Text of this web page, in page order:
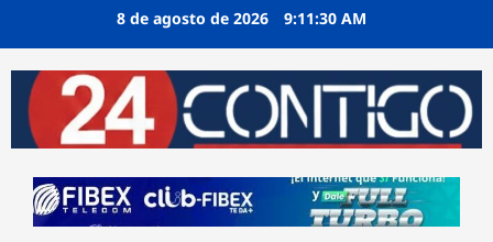
8 de agosto de 2026 9:11:31 AM